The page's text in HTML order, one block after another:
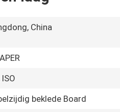
China
ISO
beklede Board